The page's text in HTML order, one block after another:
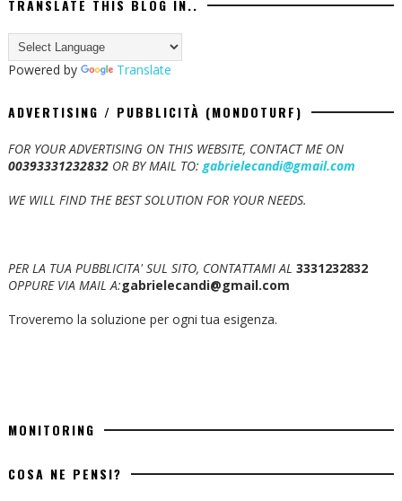
TRANSLATE THIS BLOG IN..
Powered by Translate
ADVERTISING / PUBBLICITÀ (MONDOTURF)
FOR YOUR ADVERTISING ON THIS WEBSITE, CONTACT ME ON
00393331232832OR BY MAIL TO:gabrielecandi@gmail.com
WE WILL FIND THE BEST SOLUTION FOR YOUR NEEDS.
PER LA TUA PUBBLICITA' SUL SITO, CONTATTAMI AL 3331232832
OPPURE VIA MAIL A:gabrielecandi@gmail.com
Troveremo la soluzione per ogni tua esigenza.
MONITORING
COSA NE PENSI?